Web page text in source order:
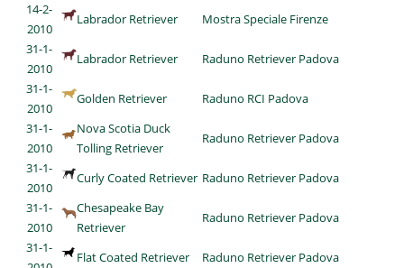
14-2-
2010
Labrador Retriever
Mostra Speciale Firenze
31-1-
2010
Labrador Retriever
Raduno Retriever Padova
31-1-
2010
Golden Retriever
Raduno RCI Padova
31-1-
2010
Nova Scotia Duck
Tolling Retriever
Raduno Retriever Padova
31-1-
2010
Curly Coated Retriever Raduno Retriever Padova
31-1-
2010
Chesapeake Bay
Retriever
Raduno Retriever Padova
31-1-
Flat Coated Retriever Raduno Retriever Padova